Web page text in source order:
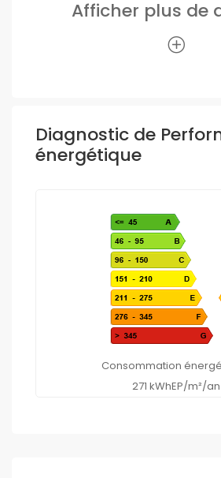
Diagnostic de
énergétique
Consommation
271 kWhEP/m²/an